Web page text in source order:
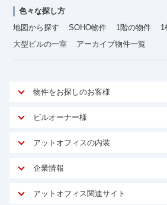
色々な探し方
地図から探す
SOHO物件 1階の物件
1
大型ビルの一室
アーカイブ物件一覧
物件をお探しのお客様
アットオフィスが選ばれる理由
ご契約者様インタビュー
オフィスお役立ちコラム
ビルオーナー様
オーナー様向けサービス
マイソク作成
物件情報から成約賃料を予測
アットオフィスの内装
サービス内容
内装に関するよくある質問
企業情報
アットオフィス関連サイト